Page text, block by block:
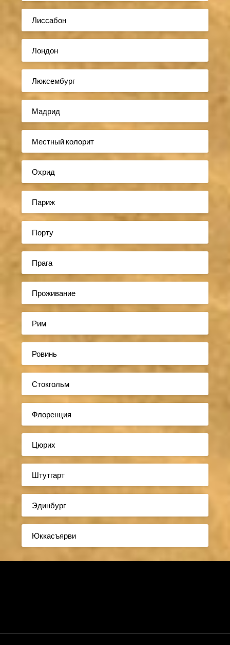
Лиссабон
Лондон
Люксембург
Мадрид
Местный колорит
Охрид
Париж
Порту
Прага
Проживание
Рим
Ровинь
Стокгольм
Флоренция
Цюрих
Штутгарт
Эдинбург
Юккасъярви